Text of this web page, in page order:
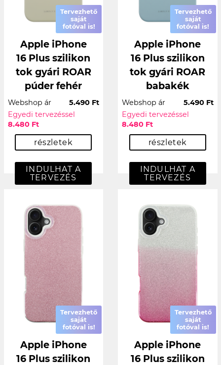
Tervezhető
saját
fotóval is!
Apple iPhone
16 Plus szilikon
tok gyári ROAR
púder fehér
Webshop ár
5.490 Ft
Egyedi tervezéssel
8.480 Ft
részletek
INDULHAT A
TERVEZÉS
Tervezhető
saját
fotóval is!
Apple iPhone
16 Plus szilikon
tok gyári ROAR
babakék
Webshop ár
5.490 Ft
Egyedi tervezéssel
8.480 Ft
részletek
INDULHAT A
TERVEZÉS
Tervezhető
saját
fotóval is!
Apple iPhone
16 Plus szilikon
Tervezhető
saját
fotóval is!
Apple iPhone
16 Plus szilikon